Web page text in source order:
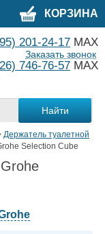
КОРЗИНА
201-24-17 MAX
746-76-57 MAX
Заказать звонок
Держатель туалетной
Selection Cube